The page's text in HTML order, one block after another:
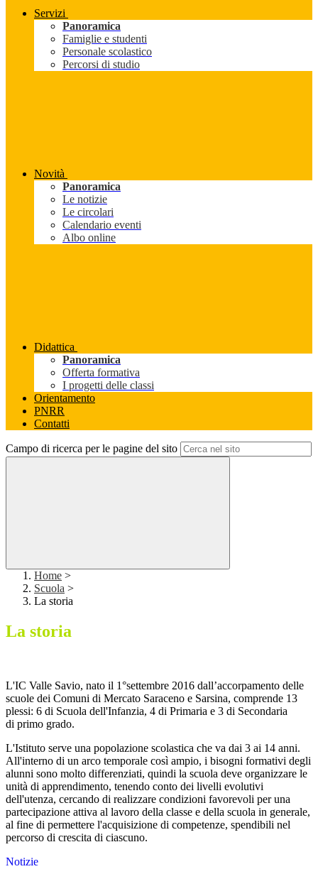
Servizi
Panoramica
Famiglie e studenti
Personale scolastico
Percorsi di studio
Novità
Panoramica
Le notizie
Le circolari
Calendario eventi
Albo online
Didattica
Panoramica
Offerta formativa
I progetti delle classi
Orientamento
PNRR
Contatti
Campo di ricerca per le pagine del sito
Home >
Scuola >
La storia
La storia
L'IC Valle Savio, nato il 1°settembre 2016 dall’accorpamento delle
scuole dei Comuni di Mercato Saraceno e Sarsina, comprende 13
plessi: 6 di Scuola dell'Infanzia, 4 di Primaria e 3 di Secondaria
di primo grado.
L'Istituto serve una popolazione scolastica che va dai 3 ai 14 anni.
All'interno di un arco temporale così ampio, i bisogni formativi degli
alunni sono molto differenziati, quindi la scuola deve organizzare le
unità di apprendimento, tenendo conto dei livelli evolutivi
dell'utenza, cercando di realizzare condizioni favorevoli per una
partecipazione attiva al lavoro della classe e della scuola in generale,
al fine di permettere l'acquisizione di competenze, spendibili nel
percorso di crescita di ciascuno.
Notizie